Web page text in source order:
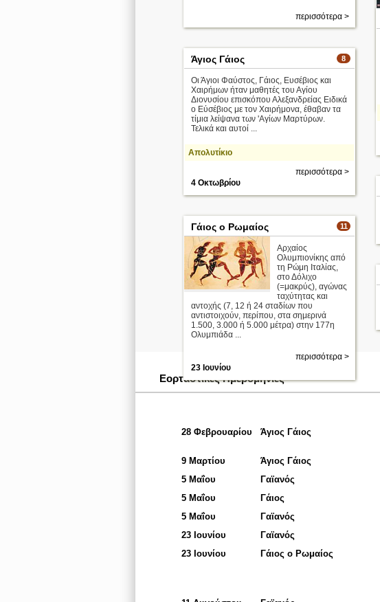
περισσότερα >
8
Άγιος Γάιος
Οι Άγιοι Φαύστος, Γάιος, Ευσέβιος και
Χαιρήμων ήταν μαθητές του Αγίου
Διονυσίου επισκόπου Αλεξανδρείας Ειδικά
ο Εύσέβιος με τον Χαιρήμονα, έθαβαν τα
τίμια λείψανα των 'Αγίων Μαρτύρων.
Τελικά και αυτοί ...
Απολυτίκιο
περισσότερα >
4 Οκτωβρίου
11
Γάιος ο Ρωμαίος
Αρχαίος
Ολυμπιονίκης από
τη Ρώμη Ιταλίας,
στο Δόλιχο
(=μακρύς), αγώνας
ταχύτητας και
αντοχής (7, 12 ή 24 σταδίων που
αντιστοιχούν, περίπου, στα σημερινά
1.500, 3.000 ή 5.000 μέτρα) στην 177η
Ολυμπιάδα ...
περισσότερα >
23 Ιουνίου
Εορταστικές Ημερομηνίες
28 Φεβρουαρίου Άγιος Γάιος
9 Μαρτίου
Άγιος Γάιος
5 Μαΐου
Γαϊανός
5 Μαΐου
Γάιος
5 Μαΐου
Γαϊανός
23 Ιουνίου
Γαϊανός
23 Ιουνίου
Γάιος ο Ρωμαίος